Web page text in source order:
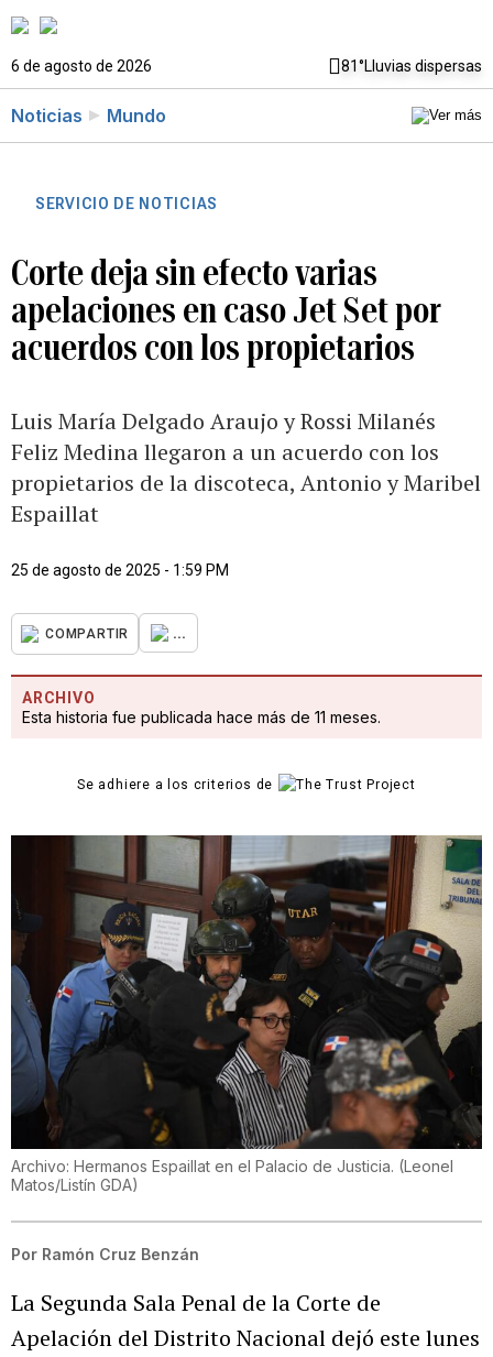
6 de agosto de 2026 81°Lluvias dispersas
Noticias Mundo
SERVICIO DE NOTICIAS
Corte deja sin efecto varias
apelaciones en caso Jet Set por
acuerdos con los propietarios
Luis María Delgado Araujo y Rossi Milanés
Feliz Medina llegaron a un acuerdo con los
propietarios de la discoteca, Antonio y Maribel
Espaillat
25 de agosto de 2025 - 1:59 PM
COMPARTIR ...
ARCHIVO
Esta historia fue publicada hace más de 11 meses.
Se adhiere a los criterios de
Archivo: Hermanos Espaillat en el Palacio de Justicia. (Leonel
Matos/Listín GDA)
Por Ramón Cruz Benzán
La Segunda Sala Penal de la Corte de
Apelación del Distrito Nacional dejó este lunes